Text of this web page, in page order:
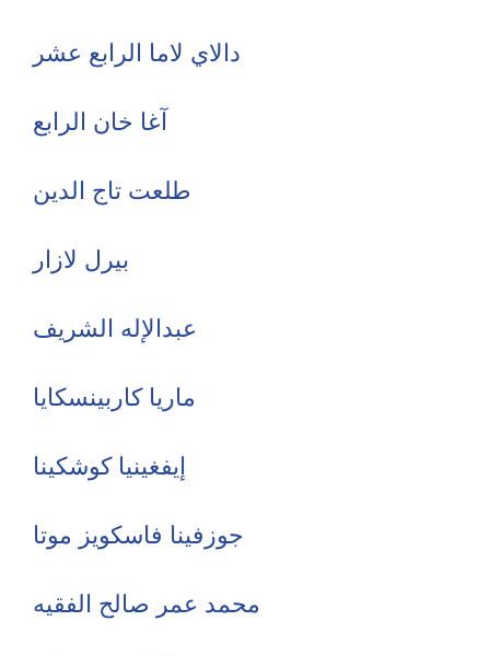
دالاي لاما الرابع عشر
آغا خان الرابع
طلعت تاج الدين
بيرل لازار
عبدالإله الشريف
ماريا كاربينسكايا
إيفغينيا كوشكينا
جوزفينا فاسكويز موتا
محمد عمر صالح الفقيه